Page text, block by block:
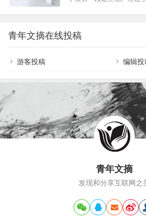
性不如烂笔头，把与工作
重要的是建立一个好的工
建立自己的规则。你可以
上班的时候，每天的固定
就好像拼图的核心区域已
理每个意外任务的时候，
一个空白的框，和一大堆
手。空白越多…
青年文摘在线投稿
游客投稿 编辑投
青年文摘
发现和分享互联网之